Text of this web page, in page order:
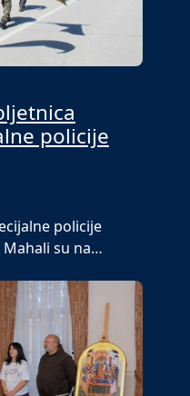
policije
policije
Mahali su na…